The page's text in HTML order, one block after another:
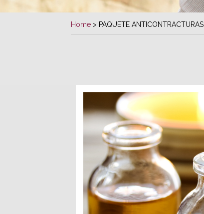
Home > PAQUETE ANTICONTRACTURAS